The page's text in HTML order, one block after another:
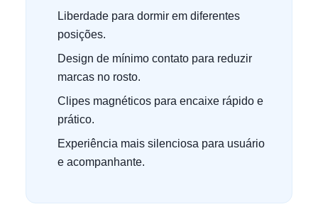
Liberdade para dormir em diferentes
posições.
Design de mínimo contato para reduzir
marcas no rosto.
Clipes magnéticos para encaixe rápido e
prático.
Experiência mais silenciosa para usuário
e acompanhante.